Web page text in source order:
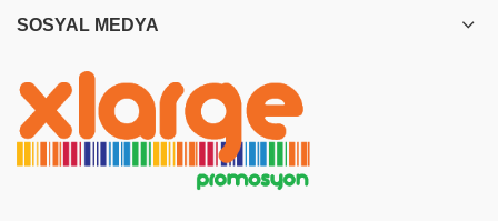
SOSYAL MEDYA